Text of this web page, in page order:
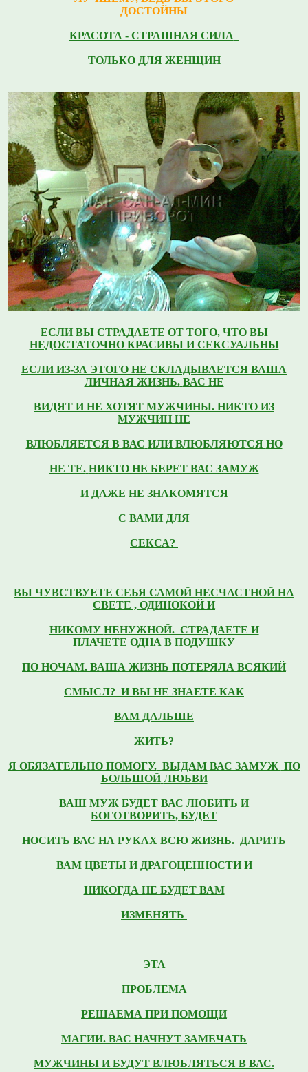
ДОСТОЙНЫ
КРАСОТА - СТРАШНАЯ СИЛА
ТОЛЬКО ДЛЯ ЖЕНЩИН
ЕСЛИ ВЫ СТРАДАЕТЕ ОТ ТОГО, ЧТО ВЫ
НЕДОСТАТОЧНО КРАСИВЫ И СЕКСУАЛЬНЫ
ЕСЛИ ИЗ-ЗА ЭТОГО НЕ СКЛАДЫВАЕТСЯ ВАША
ЛИЧНАЯ ЖИЗНЬ. ВАС НЕ
ВИДЯТ И НЕ ХОТЯТ МУЖЧИНЫ. НИКТО ИЗ
МУЖЧИН НЕ
ВЛЮБЛЯЕТСЯВ ВАС ИЛИ ВЛЮБЛЯЮТСЯ НО
НЕ ТЕ. НИКТО НЕ БЕРЕТ ВАС ЗАМУЖ
И ДАЖЕ НЕ ЗНАКОМЯТСЯ
С ВАМИ ДЛЯ
СЕКСА?
ВЫ ЧУВСТВУЕТЕ СЕБЯ САМОЙ НЕСЧАСТНОЙ НА
СВЕТЕ , ОДИНОКОЙ И
НИКОМУ НЕНУЖНОЙ. СТРАДАЕТЕ И
ПЛАЧЕТЕ ОДНА В ПОДУШКУ
ПО НОЧАМ. ВАША ЖИЗНЬ ПОТЕРЯЛА ВСЯКИЙ
СМЫСЛ? И ВЫ НЕ ЗНАЕТЕ КАК
ВАМ ДАЛЬШЕ
ЖИТЬ?
Я ОБЯЗАТЕЛЬНО ПОМОГУ.ВЫДАМ ВАС ЗАМУЖ ПО
БОЛЬШОЙ ЛЮБВИ
ВАШ МУЖ БУДЕТ ВАС ЛЮБИТЬ И
БОГОТВОРИТЬ, БУДЕТ
НОСИТЬ ВАС НА РУКАХ ВСЮ ЖИЗНЬ. ДАРИТЬ
ВАМ ЦВЕТЫ И ДРАГОЦЕННОСТИ И
НИКОГДА НЕ БУДЕТ ВАМ
ИЗМЕНЯТЬ
ЭТА
ПРОБЛЕМА
РЕШАЕМА ПРИ ПОМОЩИ
МАГИИ. ВАС НАЧНУТ ЗАМЕЧАТЬ
МУЖЧИНЫ И БУДУТ ВЛЮБЛЯТЬСЯ В ВАС.